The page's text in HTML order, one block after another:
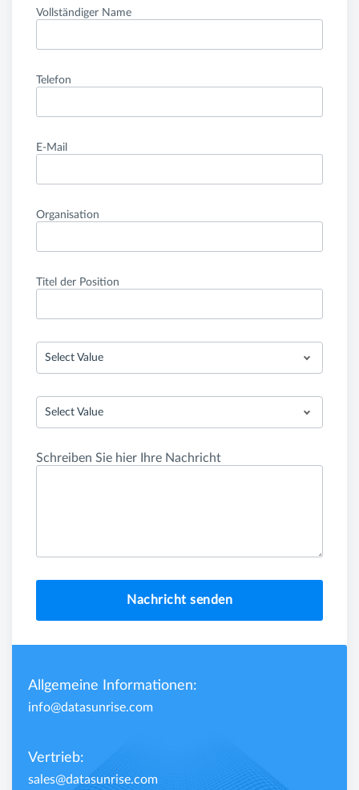
Vollständiger Name
Telefon
E-Mail
Organisation
Titel der Position
Select Value
Select Value
Schreiben Sie hier Ihre Nachricht
Nachricht senden
Allgemeine Informationen:
info@datasunrise.com
Vertrieb:
sales@datasunrise.com